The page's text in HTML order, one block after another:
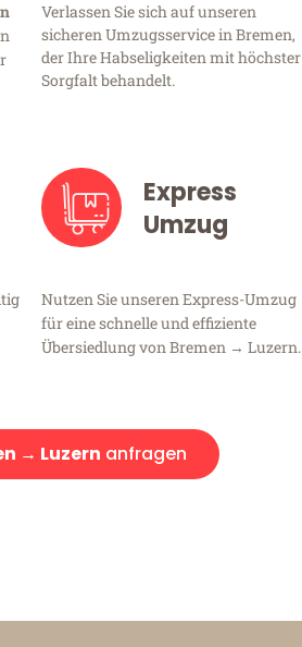
Verlassen Sie sich auf unseren
sicheren Umzugsservice in Bremen,
der Ihre Habseligkeiten mit höchster
Sorgfalt behandelt.
Express
Umzug
Nutzen Sie unseren Express-Umzug
für eine schnelle und effiziente
Übersiedlung von Bremen → Luzern.
→ Luzern anfragen